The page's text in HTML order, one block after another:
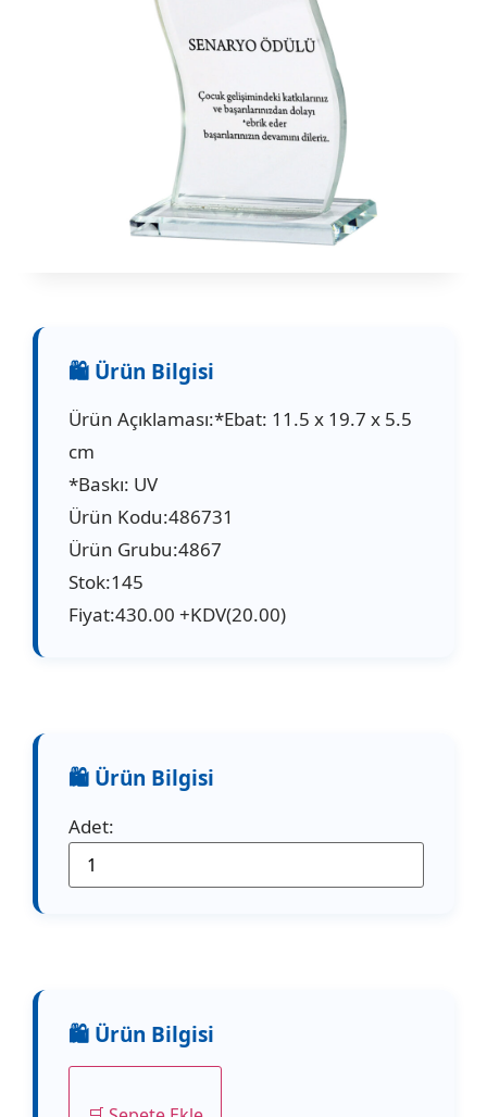
Ürün Açıklaması:*Ebat: 11.5 x 19.7 x 5.5
cm
*Baskı: UV
Ürün Kodu:486731
Ürün Grubu:4867
Stok:145
Fiyat:430.00 +KDV(20.00)
Adet: